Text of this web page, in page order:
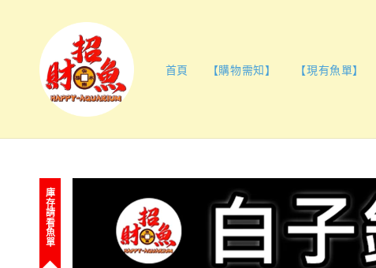
首頁 【購物需知】 【現有魚單】
庫存請看魚單